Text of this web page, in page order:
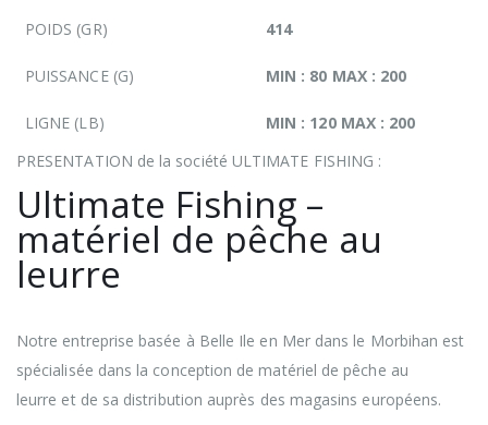
POIDS (GR) 414
PUISSANCE (G) MIN : 80 MAX : 200
LIGNE (LB)
MIN : 120 MAX : 200
PRESENTATION de la société ULTIMATE FISHING :
Ultimate Fishing –
matériel de pêche au
leurre
Notre entreprise basée à Belle Ile en Mer dans le Morbihan est
spécialisée dans la conception de matériel de pêche au
leurre et de sa distribution auprès des magasins européens.